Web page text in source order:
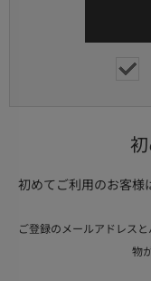
初めてご利用のお客様
ご登録のメールアドレス
物